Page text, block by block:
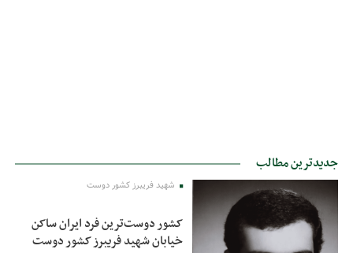
جدیدترین مطالب
شهید فریبرز کشور دوست
کشور دوست‌ترین فرد ایران ساکن
خیابان شهید فریبرز کشور دوست